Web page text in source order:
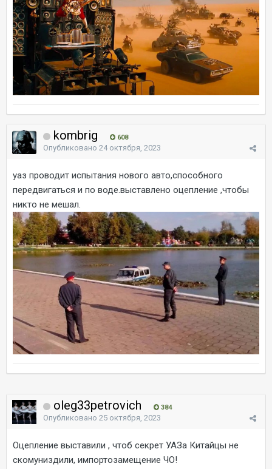
kombrig 608
Опубликовано 24 октября, 2023
уаз проводит испытания нового авто,способного
передвигаться и по воде.выставлено оцепление ,чтобы
никто не мешал.
oleg33petrovich 384
Опубликовано 25 октября, 2023
Оцепление выставили , чтоб секрет УАЗа Китайцы не
скомуниздили, импортозамещение ЧО!